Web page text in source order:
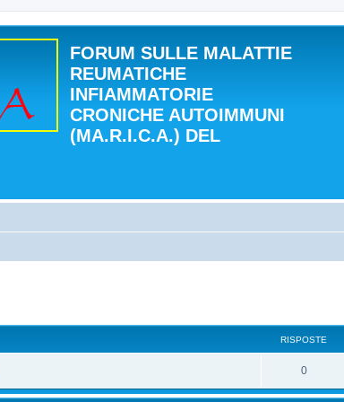
FORUM SULLE MALATTIE
REUMATICHE
INFIAMMATORIE
CRONICHE AUTOIMMUNI
(MA.R.I.C.A.) DEL
RISPOSTE
0